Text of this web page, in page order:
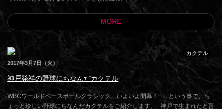
MORE
2017年3月7日（火）
カクテル
神戸発祥の野球にちなんだカクテル
WBCワールドベースボールクラシック、いよいよ開幕！ …という事で、ち
ょっと珍しい野球にちなんだカクテルをご紹介します。 神戸で生まれたと言